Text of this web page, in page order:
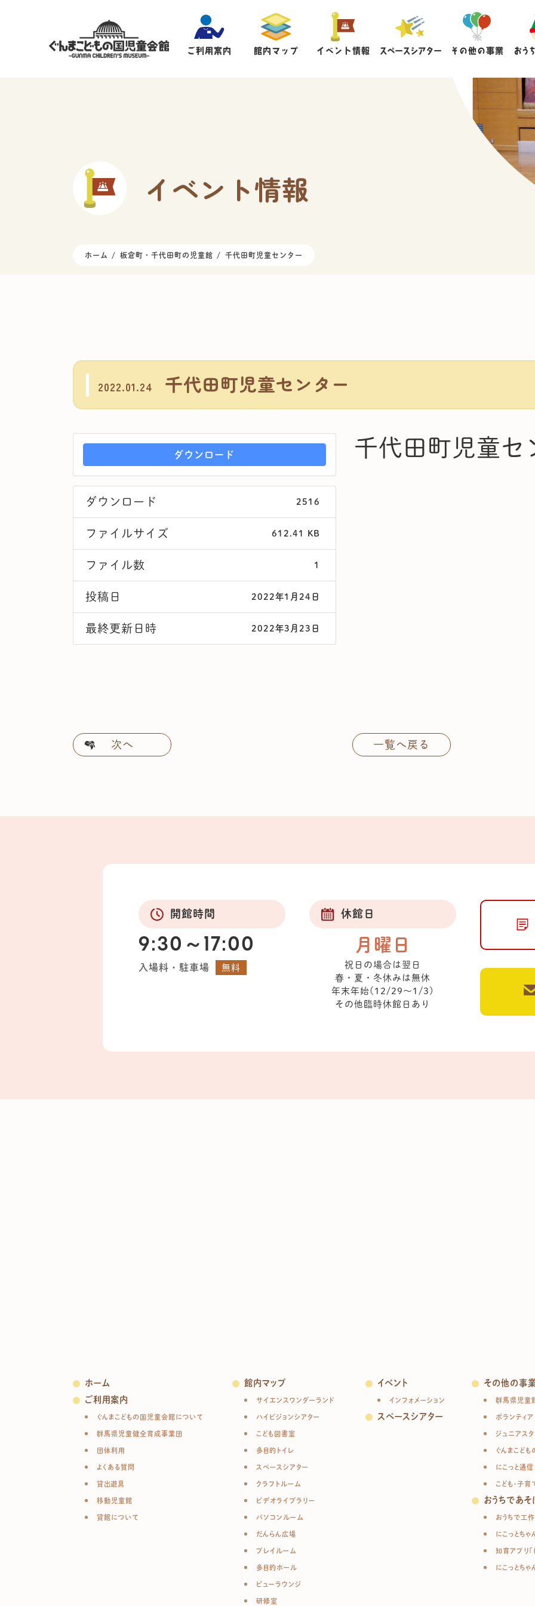
ご利用案内 館内マップ イベント情報 スペースシアター その他の事業 おう
イベント情報
ホーム 板倉町・千代田町の児童館 千代田町児童センター
2022.01.24 千代田町児童センター
ダウンロード
ダウンロード 2516
ファイルサイズ 612.41 KB
ファイル数 1
投稿日 2022年1月24日
最終更新日時 2022年3月23日
千代田町児童セ
次へ 一覧へ戻る
開館時間
9:30～17:00
入場料・駐車場 無料
休館日
月曜日
祝日の場合は翌日
春・夏・冬休みは無休
年末年始(12/29～1/3)
その他臨時休館日あり
ホーム
ご利用案内
ぐんまこどもの国児童会館について
群馬県児童健全育成事業団
団体利用
よくある質問
貸出遊具
移動児童館
貸館について
館内マップ
サイエンスワンダーランド
ハイビジョンシアター
こども図書室
多目的トイレ
スペースシアター
クラフトルーム
ビデオライブラリー
パソコンルーム
だんらん広場
プレイルーム
多目的ホール
ビューラウンジ
研修室
イベント
インフォメーション
スペースシアター
その他の事
群馬県児童
ボランティア
ジュニアス
ぐんまこど
にこっと通信
こども・子
おうちであそ
おうちで工作
にこっとちゃ
知育アプリ「
にこっとち